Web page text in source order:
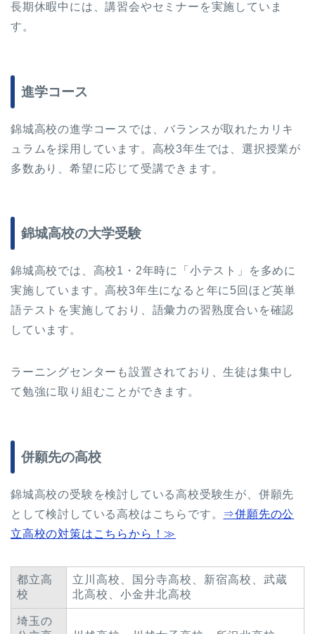
長期休暇中には、講習会やセミナーを実施していま
す。
進学コース
錦城高校の進学コースでは、バランスが取れたカリキ
ュラムを採用しています。高校3年生では、選択授業が
多数あり、希望に応じて受講できます。
錦城高校の大学受験
錦城高校では、高校1・2年時に「小テスト」を多めに
実施しています。高校3年生になると年に5回ほど英単
語テストを実施しており、語彙力の習熟度合いを確認
しています。
ラーニングセンターも設置されており、生徒は集中し
て勉強に取り組むことができます。
併願先の高校
錦城高校の受験を検討している高校受験生が、併願先
として検討している高校はこちらです。 ⇒併願先の公
立高校の対策はこちらから！≫
都立高
校
立川高校、国分寺高校、新宿高校、武蔵
北高校、小金井北高校
埼玉の